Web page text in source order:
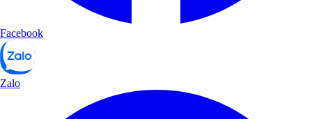
Facebook
Zalo